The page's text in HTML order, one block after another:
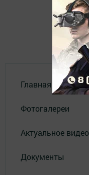
Главная
Фотогалереи
Актуальное видео
Документы